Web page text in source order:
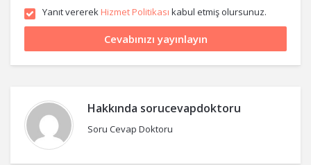
Yanıt vererek Hizmet Politikası kabul etmiş olursunuz.
Hakkında sorucevapdoktoru
Soru Cevap Doktoru